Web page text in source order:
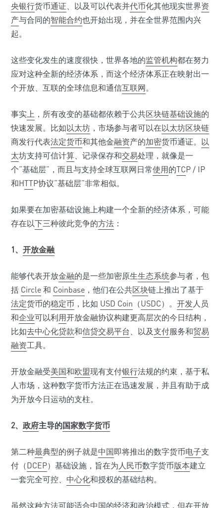
央银行货币通证、以及可以代表并代币化其他现实世界资
产与合同的智能合约也开始出现，并在全世界范围内兴
起。
这些变化发生的速度很快，世界各地的监管机构都在努力
应对这种全新的经济体系，而这个经济体系正在映射出一
个开放、互联的全球信息和通信互联网。
事实上 ，所有改变的基础都依赖于公共区块链基础设施的
快速发展。比如以太坊 ，市场参与者可以在以太坊区块链
商发行代表法定货币和其他金融资产的加密货币通证。 以
太坊支持可信计算、记录保存和交易处理，就像是一
个“基础层”，而且与支持全球互联网日常使用的TCP / IP
和HTTP协议“基础层”非常相似。
如果要在加密基础设施上构建一个全新的经济体系，可能
存在以下三种彼此竞争的方法 ：
1、 开放金融
能够代表开放金融的是一些加密原生生态系统参与者，包
括 Circle 和 Coinbase ，他们在公共区块链上推出了基于
法定货币的稳定币 ，比如 USD Coin （USDC）。 开发人员
和企业可以利用开放金融协议构建更高层次的今日结构，
比如去中心化贷款和信贷交易平台 、以及支付服务和贸易
融资工具。
开放金融受美国和欧盟现有支付银行法规的约束，基于私
人市场，这种数字货币方法正在迅速发展，并且有助于成
为开放今日运动的支柱。
2、 政府主导的国家数字货币
第二种最典型的例子就是中国即将推出的数字货币电子支
付（DCEP）基础设施，旨在为人民币数字货币版本建立
一套完全可控、 中心化和授权的基础结构。
虽然这种方法可能适合中国的经济和政治模式，但在开放